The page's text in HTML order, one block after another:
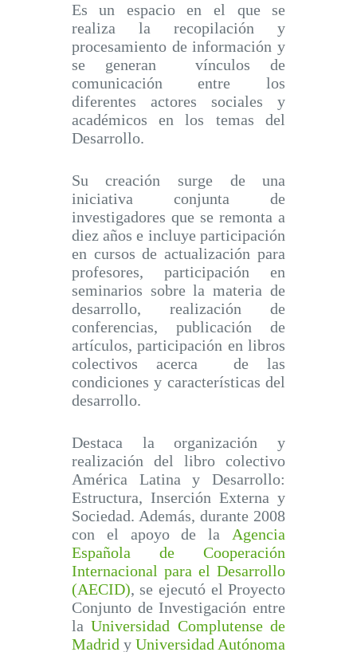
Es un espacio en el que se
realiza la recopilación y
procesamiento de información y
se generan vínculos de
comunicación entre los
diferentes actores sociales y
académicos en los temas del
Desarrollo.
Su creación surge de una
iniciativa conjunta de
investigadores que se remonta a
diez años e incluye participación
en cursos de actualización para
profesores, participación en
seminarios sobre la materia de
desarrollo, realización de
conferencias, publicación de
artículos, participación en libros
colectivos acerca de las
condiciones y características del
desarrollo.
Destaca la organización y
realización del libro colectivo
América Latina y Desarrollo:
Estructura, Inserción Externa y
Sociedad. Además, durante 2008
con el apoyo de la Agencia
Española de Cooperación
Internacional para el Desarrollo
(AECID), se ejecutó el Proyecto
Conjunto de Investigación entre
laUniversidad Complutense de
Madrid yUniversidad Autónoma